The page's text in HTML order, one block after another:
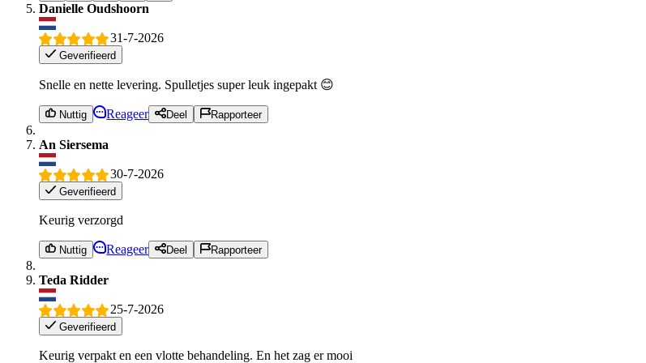
Danielle Oudshoorn
31-7-2026
Geverifieerd
Snelle en nette levering. Spulletjes super leuk ingepakt 😊
Nuttig Reageer Deel Rapporteer
An Siersema
30-7-2026
Geverifieerd
Keurig verzorgd
Nuttig Reageer Deel Rapporteer
Teda Ridder
25-7-2026
Geverifieerd
Keurig verpakt en een vlotte behandeling. En het zag er mooi